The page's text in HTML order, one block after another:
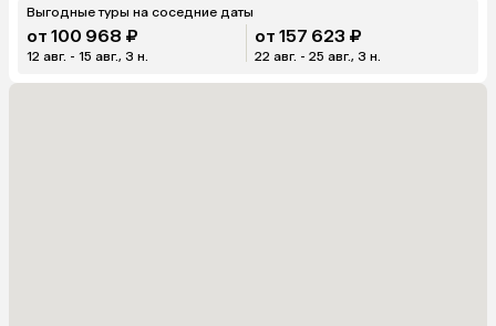
Выгодные туры на соседние даты
от 100 968 ₽
12 авг. - 15 авг., 3 н.
от 157 623 ₽
22 авг. - 25 авг., 3 н.